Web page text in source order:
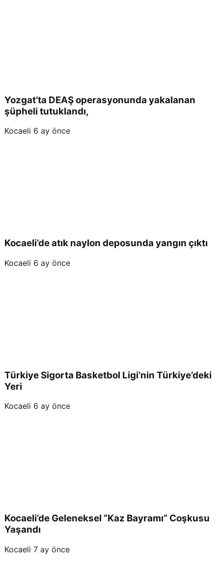
Yozgat’ta DEAŞ operasyonunda yakalanan
şüpheli tutuklandı,
Kocaeli 6 ay önce
Kocaeli’de atık naylon deposunda yangın çıktı
Kocaeli 6 ay önce
Türkiye Sigorta Basketbol Ligi’nin Türkiye’deki
Yeri
Kocaeli 6 ay önce
Kocaeli’de Geleneksel “Kaz Bayramı” Coşkusu
Yaşandı
Kocaeli 7 ay önce